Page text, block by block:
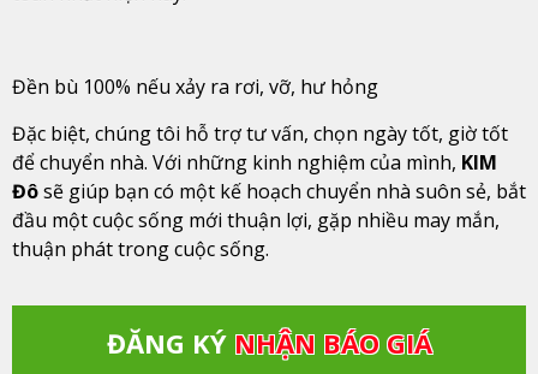
Đền bù 100% nếu xảy ra rơi, vỡ, hư hỏng
Đặc biệt, chúng tôi hỗ trợ tư vấn, chọn ngày tốt, giờ tốt
để chuyển nhà. Với những kinh nghiệm của mình, KIM
Đôsẽ giúp bạn có một kế hoạch chuyển nhà suôn sẻ, bắt
đầu một cuộc sống mới thuận lợi, gặp nhiều may mắn,
thuận phát trong cuộc sống.
ĐĂNG KÝ NHẬN BÁO GIÁ